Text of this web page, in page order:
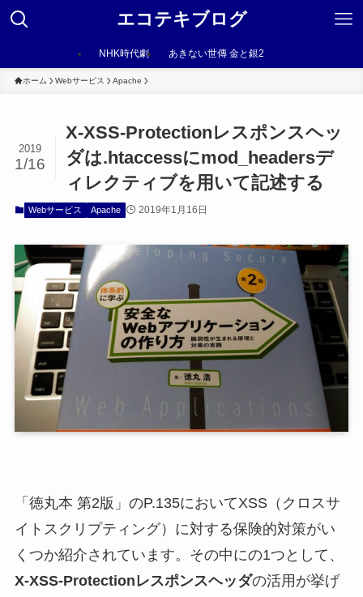
エコテキブログ
NHK時代劇 あきない世傳 金と銀2
ホーム Webサービス Apache
X-XSS-Protectionレスポンスヘッ
ダは.htaccessにmod_headersデ
ィレクティブを用いて記述する
2019
1/16
Webサービス Apache 2019年1月16日
「徳丸本 第2版」のP.135においてXSS（クロスサ
イトスクリプティング）に対する保険的対策がい
くつか紹介されています。その中にの1つとして、
X-XSS-Protectionレスポンスヘッダの活用が挙げ